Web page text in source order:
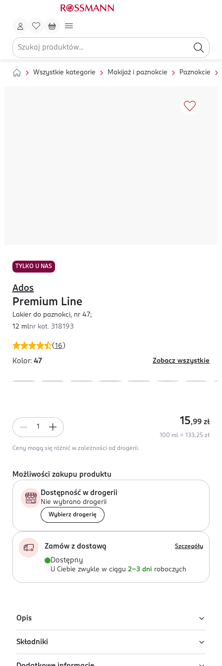
Wszystkie kategorie Makijaż i paznokcie Paznokcie
TYLKO U NAS
(16 )
Ados
Premium Line
Lakier do paznokci, nr 47;
12 mlnr kat. 318193
Kolor: 47 Zobacz wszystkie
15,99 zł
100 ml = 133,25 zł
Ceny mogą się różnić w zależności od drogerii.
Możliwości zakupu produktu
Dostępność w drogerii
Nie wybrano drogerii
Wybierz drogerię
Zamów z dostawą Szczegóły
Dostępny
U Ciebie zwykle w ciągu 2-3 dni roboczych
Opis
Trwały lakier do paznokci Ados Premium Line utrzymuje
się aż do 7 dni. Kremowa konsystencja łatwo się
Składniki